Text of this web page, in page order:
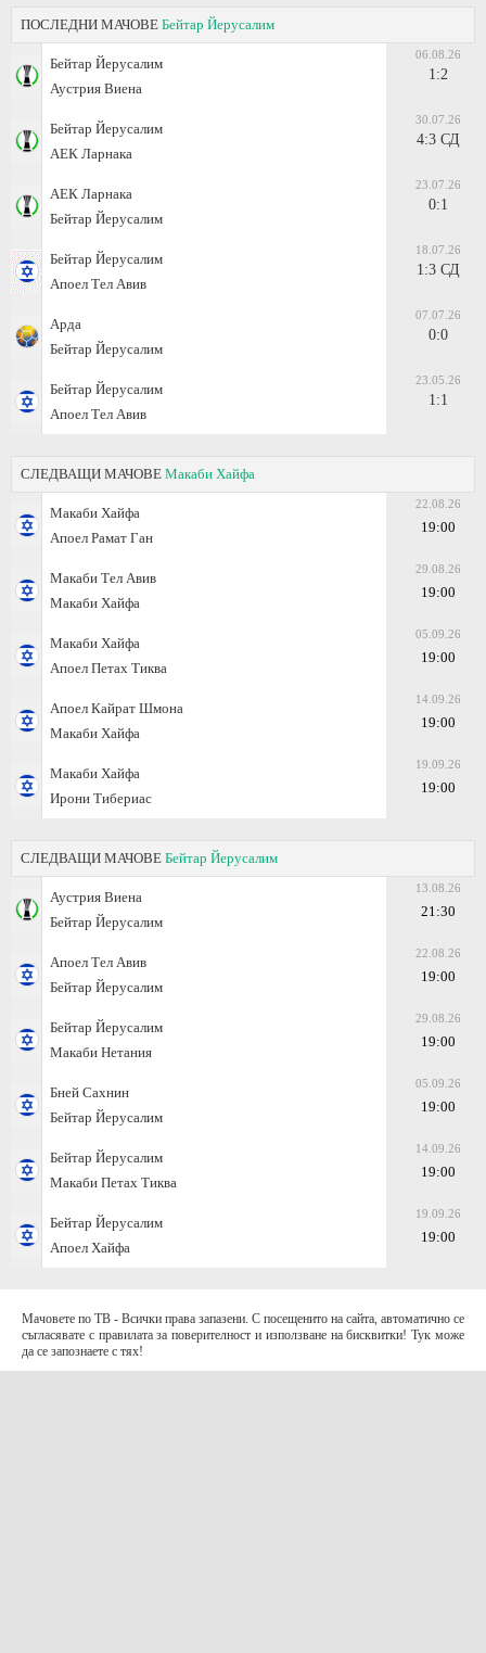
ПОСЛЕДНИ МАЧОВЕ Бейтар Йерусалим
Бейтар Йерусалим
Аустрия Виена
06.08.26
1:2
Бейтар Йерусалим
АЕК Ларнака
30.07.26
4:3 СД
АЕК Ларнака
Бейтар Йерусалим
23.07.26
0:1
Бейтар Йерусалим
Апоел Тел Авив
18.07.26
1:3 СД
Арда
Бейтар Йерусалим
07.07.26
0:0
Бейтар Йерусалим
Апоел Тел Авив
23.05.26
1:1
СЛЕДВАЩИ МАЧОВЕ Макаби Хайфа
Макаби Хайфа
Апоел Рамат Ган
22.08.26
19:00
Макаби Тел Авив
Макаби Хайфа
29.08.26
19:00
Макаби Хайфа
Апоел Петах Тиква
05.09.26
19:00
Апоел Кайрат Шмона
Макаби Хайфа
14.09.26
19:00
Макаби Хайфа
Ирони Тибериас
19.09.26
19:00
СЛЕДВАЩИ МАЧОВЕ Бейтар Йерусалим
Аустрия Виена
Бейтар Йерусалим
13.08.26
21:30
Апоел Тел Авив
Бейтар Йерусалим
22.08.26
19:00
Бейтар Йерусалим
Макаби Нетания
29.08.26
19:00
Бней Сахнин
Бейтар Йерусалим
05.09.26
19:00
Бейтар Йерусалим
Макаби Петах Тиква
14.09.26
19:00
Бейтар Йерусалим
Апоел Хайфа
19.09.26
19:00
Мачовете по ТВ - Всички права запазени. С посещенито на сайта, автоматично се
съгласявате с правилата за поверителност и използване на бисквитки! Тук може
да се запознаете с тях!